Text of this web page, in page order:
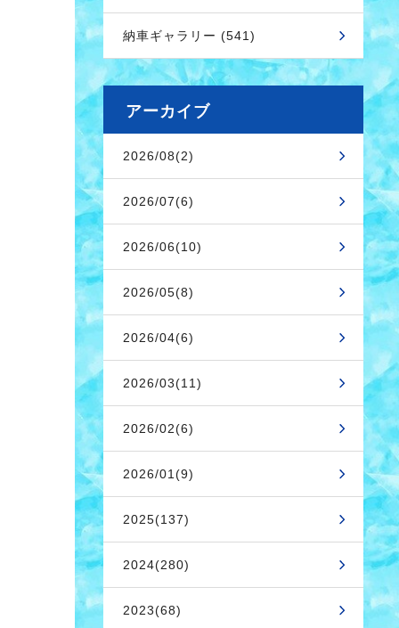
納車ギャラリー (541)
アーカイブ
2026/08(2)
2026/07(6)
2026/06(10)
2026/05(8)
2026/04(6)
2026/03(11)
2026/02(6)
2026/01(9)
2025(137)
2024(280)
2023(68)